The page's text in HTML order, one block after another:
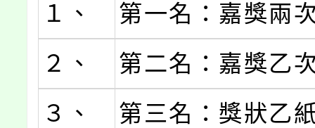
１、
第一名：嘉獎兩
２、
第二名：嘉獎乙
３、
第三名：獎狀乙